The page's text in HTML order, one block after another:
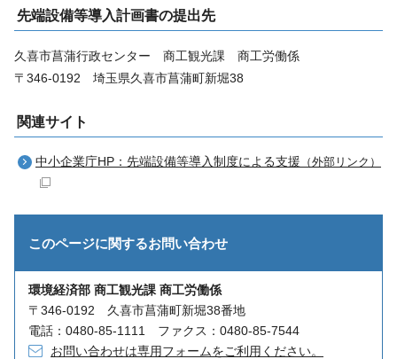
先端設備等導入計画書の提出先
久喜市菖蒲行政センター 商工観光課 商工労働係
〒346-0192 埼玉県久喜市菖蒲町新堀38
関連サイト
中小企業庁HP：先端設備等導入制度による支援 （外部リンク）
このページに関するお問い合わせ
環境経済部 商工観光課 商工労働係
〒346-0192 久喜市菖蒲町新堀38番地
電話：0480-85-1111 ファクス：0480-85-7544
お問い合わせは専用フォームをご利用ください。